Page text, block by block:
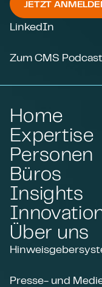
JETZT
LinkedIn
Zum CMS Podcast
Home
Expertise
Personen
Büros
Insights
Über uns
Presse- und